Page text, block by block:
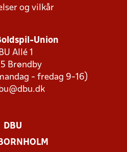
og vilkår
Union
Allé 1
Brøndby
- fredag 9-16)
DBU